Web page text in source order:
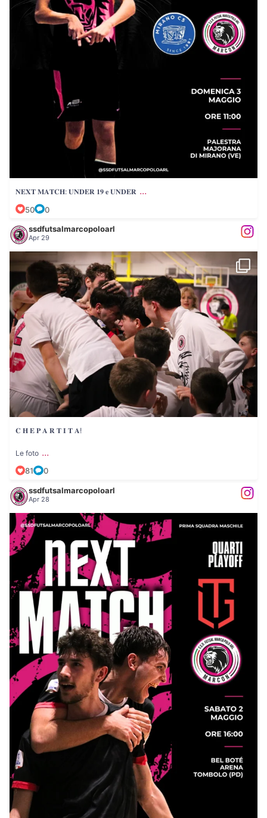
𝐍𝐄𝐗𝐓 𝐌𝐀𝐓𝐂𝐇: 𝐔𝐍𝐃𝐄𝐑 𝟏𝟗 𝐞 𝐔𝐍𝐃𝐄𝐑 ...
50 0
ssdfutsalmarcopoloarl
Apr 29
𝐂 𝐇 𝐄 𝐏 𝐀 𝐑 𝐓 𝐈 𝐓 𝐀!
81 0
𝐂 𝐇 𝐄 𝐏 𝐀 𝐑 𝐓 𝐈 𝐓 𝐀!
Le foto ...
81 0
ssdfutsalmarcopoloarl
Apr 28
𝐍𝐄𝐗𝐓 𝐌𝐀𝐓𝐂𝐇: 𝐏𝐑𝐈𝐌𝐀 𝐒𝐐𝐔𝐀𝐃𝐑𝐀
35 0